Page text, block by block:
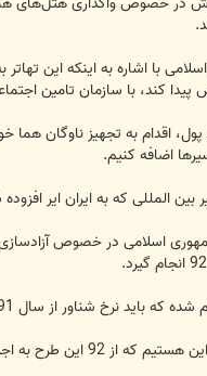
پیدا کند، با سازمان تامین
پول، اقدام به تجهیز ناوگان
اضافه کنیم.
المللی که به ایران ایر
اسلامی در خصوص آزادسازی
و بنا بر قیمت سوخت است که با تعیین قیمت سوخت هواپیما این موضوع هم اجرایی می شود.
پرورش اظهار